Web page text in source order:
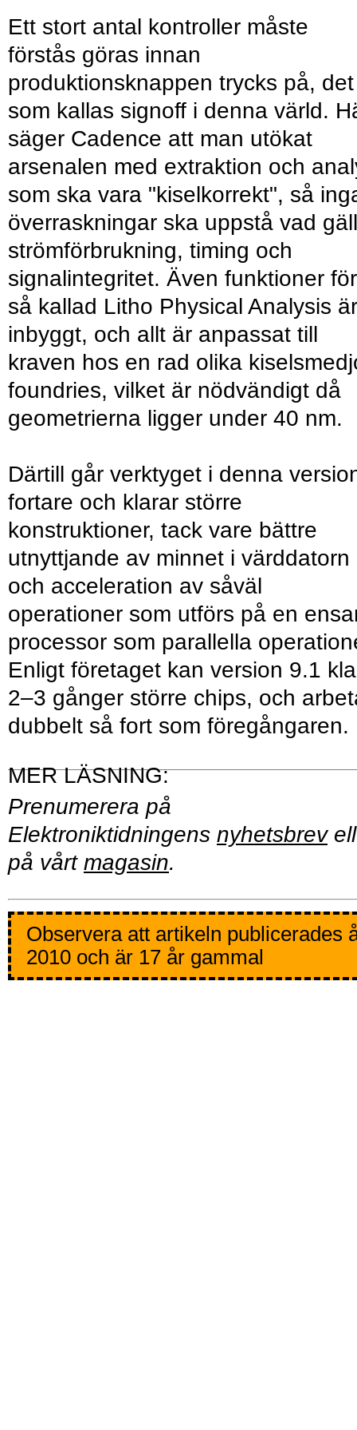
Ett stort antal kontroller måste
förstås göras innan
produktionsknappen trycks på, det
som kallas signoff i denna värld.
säger Cadence att man utökat
arsenalen med extraktion och
som ska vara "kiselkorrekt", så
överraskningar ska uppstå vad
strömförbrukning, timing och
signalintegritet. Även funktioner för
så kallad Litho Physical Analysis är
inbyggt, och allt är anpassat till
kraven hos en rad olika
foundries, vilket är nödvändigt då
geometrierna ligger under 40 nm.
Därtill går verktyget i denna
fortare och klarar större
konstruktioner, tack vare bättre
utnyttjande av minnet i värddatorn
och acceleration av såväl
operationer som utförs på en
processor som parallella
Enligt företaget kan version 9.1
2–3 gånger större chips, och
dubbelt så fort som föregångaren.
Prenumerera på
Elektroniktidningens nyhetsbrev
på vårt magasin.
Observera att artikeln publicerades
2010 och är 17 år gammal